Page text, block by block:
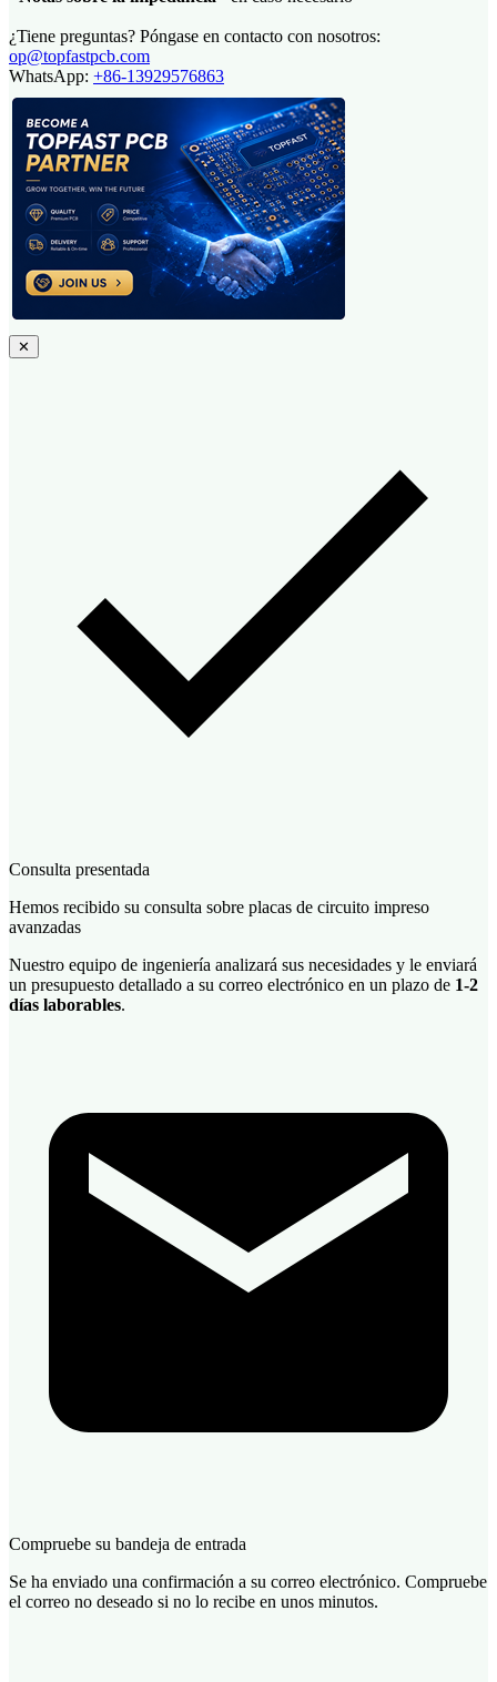
¿Tiene preguntas? Póngase en contacto con nosotros:
op@topfastpcb.com
WhatsApp: +86-13929576863
✕
Consulta presentada
Hemos recibido su consulta sobre placas de circuito impreso
avanzadas
Nuestro equipo de ingeniería analizará sus necesidades y le enviará
un presupuesto detallado a su correo electrónico en un plazo de 1-2
días laborables.
Compruebe su bandeja de entrada
Se ha enviado una confirmación a su correo electrónico. Compruebe
el correo no deseado si no lo recibe en unos minutos.